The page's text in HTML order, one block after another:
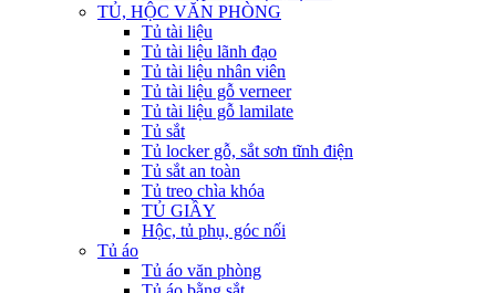
TỦ, HỘC VĂN PHÒNG
Tủ tài liệu
Tủ tài liệu lãnh đạo
Tủ tài liệu nhân viên
Tủ tài liệu gỗ verneer
Tủ tài liệu gỗ lamilate
Tủ sắt
Tủ locker gỗ, sắt sơn tĩnh điện
Tủ sắt an toàn
Tủ treo chìa khóa
TỦ GIẦY
Hộc, tủ phụ, góc nối
Tủ áo
Tủ áo văn phòng